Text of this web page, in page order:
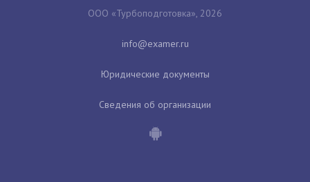
ООО «Турбоподготовка», 2026
Юридические документы
Сведения об организации